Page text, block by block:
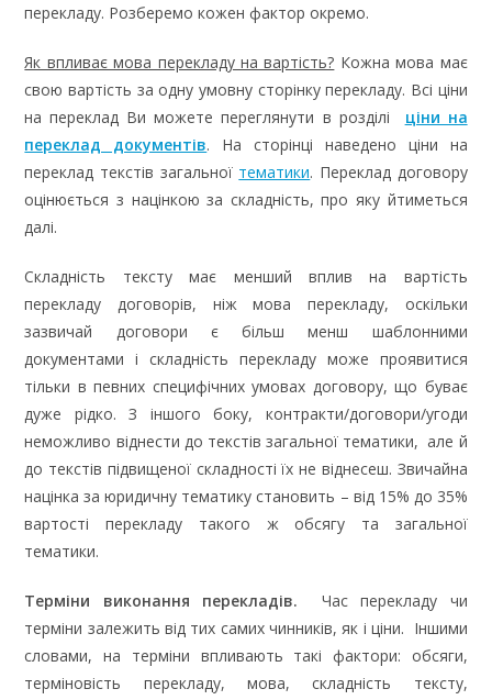
перекладу. Розберемо кожен фактор окремо.
Як впливає мова перекладу на вартість? Кожна мова має
свою вартість за одну умовну сторінку перекладу. Всі ціни
на переклад Ви можете переглянути в розділі
ціни на
переклад документів. На сторінці наведено ціни на
переклад текстів загальної тематики. Переклад договору
оцінюється з націнкою за складність, про яку йтиметься
далі.
Складність тексту має менший вплив на вартість
перекладу договорів, ніж мова перекладу, оскільки
зазвичай договори є більш менш шаблонними
документами і складність перекладу може проявитися
тільки в певних специфічних умовах договору, що буває
дуже рідко. З іншого боку, контракти/договори/угоди
неможливо віднести до текстів загальної тематики, але й
до текстів підвищеної складності їх не віднесеш. Звичайна
націнка за юридичну тематику становить – від 15% до 35%
вартості перекладу такого ж обсягу та загальної
тематики.
Терміни виконання перекладів. Час перекладу чи
терміни залежить від тих самих чинників, як і ціни. Іншими
словами, на терміни впливають такі фактори: обсяги,
терміновість перекладу, мова, складність тексту,